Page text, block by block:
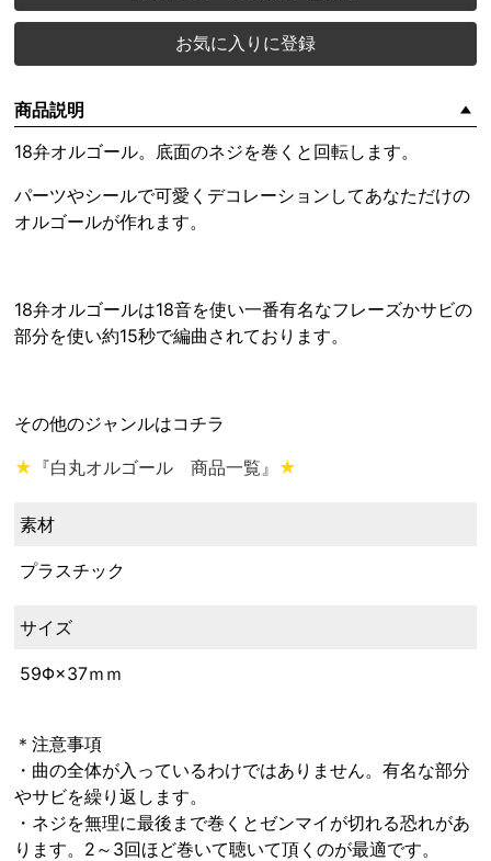
お気に入りに登録
商品説明
18弁オルゴール。底面のネジを巻くと回転します。
パーツやシールで可愛くデコレーションしてあなただけの
オルゴールが作れます。
18弁オルゴールは18音を使い一番有名なフレーズかサビの
部分を使い約15秒で編曲されております。
その他のジャンルはコチラ
★ 『白丸オルゴール 商品一覧』 ★
素材
プラスチック
サイズ
59Φ×37ｍｍ
＊注意事項
・曲の全体が入っているわけではありません。有名な部分
やサビを繰り返します。
・ネジを無理に最後まで巻くとゼンマイが切れる恐れがあ
ります。2～3回ほど巻いて聴いて頂くのが最適です。